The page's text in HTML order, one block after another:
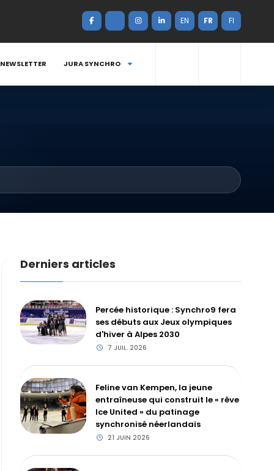
EN FR FI
NEWSLETTER JURA SYNCHRO
Derniers articles
Percée historique : Synchro9 fera
ses débuts aux Jeux olympiques
d'hiver à Alpes 2030
7 JUIL. 2026
Feline van Kempen, la jeune
entraîneuse qui construit le « rêve
Ice United » du patinage
synchronisé néerlandais
21 JUIN 2026